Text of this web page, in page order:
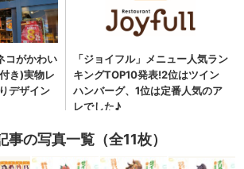
事の写真一覧（全11枚）